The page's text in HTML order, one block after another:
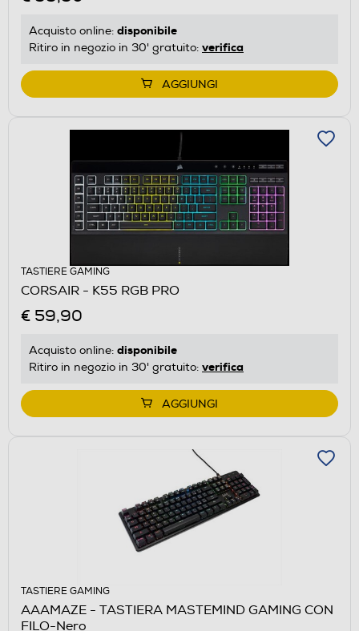
Acquisto online: disponibile
Ritiro in negozio in 30' gratuito: verifica
AGGIUNGI
TASTIERE GAMING
CORSAIR - K55 RGB PRO
€ 59,90
Acquisto online: disponibile
Ritiro in negozio in 30' gratuito: verifica
AGGIUNGI
TASTIERE GAMING
AAAMAZE - TASTIERA MASTEMIND GAMING CON
FILO-Nero